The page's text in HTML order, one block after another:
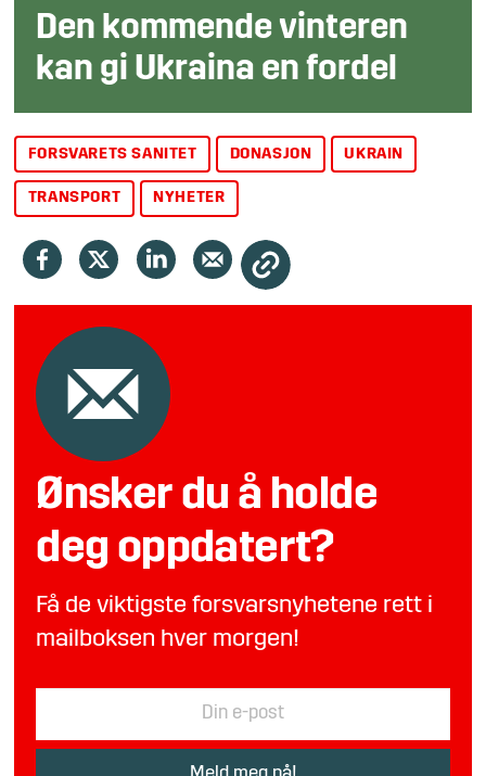
Den kommende vinteren
kan gi Ukraina en fordel
FORSVARETS SANITET DONASJON UKRAIN
TRANSPORT NYHETER
Ønsker du å holde
deg oppdatert?
Få de viktigste forsvarsnyhetene rett i
mailboksen hver morgen!